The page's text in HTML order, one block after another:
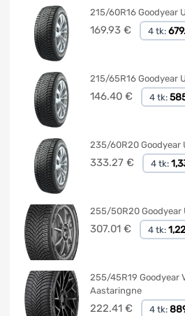
215/60R16 Goodyear
169.93 € 4 tk:
215/65R16 Goodyear
146.40 € 4 tk:
235/60R20 Goodyear
333.27 € 4 tk:
255/50R20 Goodyear
307.01 € 4 tk:
255/45R19 Goodyear
Aastaringne
222.41 € 4 tk: